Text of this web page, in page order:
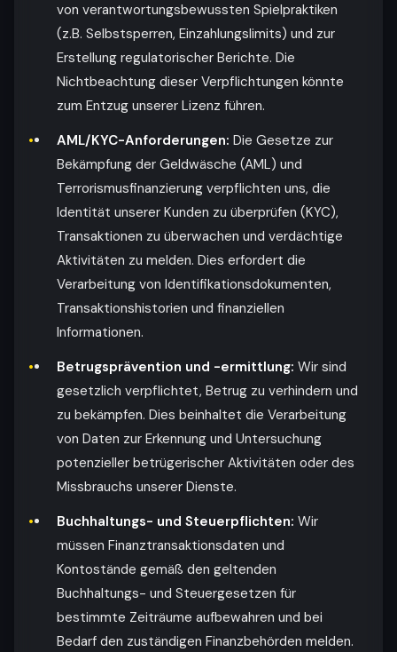
von verantwortungsbewussten Spielpraktiken
(z.B. Selbstsperren, Einzahlungslimits) und zur
Erstellung regulatorischer Berichte. Die
Nichtbeachtung dieser Verpflichtungen könnte
zum Entzug unserer Lizenz führen.
AML/KYC-Anforderungen: Die Gesetze zur
Bekämpfung der Geldwäsche (AML) und
Terrorismusfinanzierung verpflichten uns, die
Identität unserer Kunden zu überprüfen (KYC),
Transaktionen zu überwachen und verdächtige
Aktivitäten zu melden. Dies erfordert die
Verarbeitung von Identifikationsdokumenten,
Transaktionshistorien und finanziellen
Informationen.
Betrugsprävention und -ermittlung: Wir sind
gesetzlich verpflichtet, Betrug zu verhindern und
zu bekämpfen. Dies beinhaltet die Verarbeitung
von Daten zur Erkennung und Untersuchung
potenzieller betrügerischer Aktivitäten oder des
Missbrauchs unserer Dienste.
Buchhaltungs- und Steuerpflichten: Wir
müssen Finanztransaktionsdaten und
Kontostände gemäß den geltenden
Buchhaltungs- und Steuergesetzen für
bestimmte Zeiträume aufbewahren und bei
Bedarf den zuständigen Finanzbehörden melden.